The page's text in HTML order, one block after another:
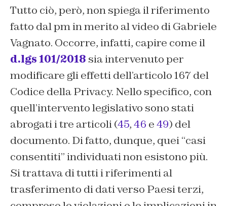
Tutto ciò, però, non spiega il riferimento
fatto dal pm in merito al video di Gabriele
Vagnato. Occorre, infatti, capire come il
d.lgs 101/2018 sia intervenuto per
modificare gli effetti dell’articolo 167 del
Codice della Privacy. Nello specifico, con
quell’intervento legislativo sono stati
abrogati i tre articoli (45,46 e49) del
documento. Di fatto, dunque, quei “casi
consentiti” individuati non esistono più.
Si trattava di tutti i riferimenti al
trasferimento di dati verso Paesi terzi,